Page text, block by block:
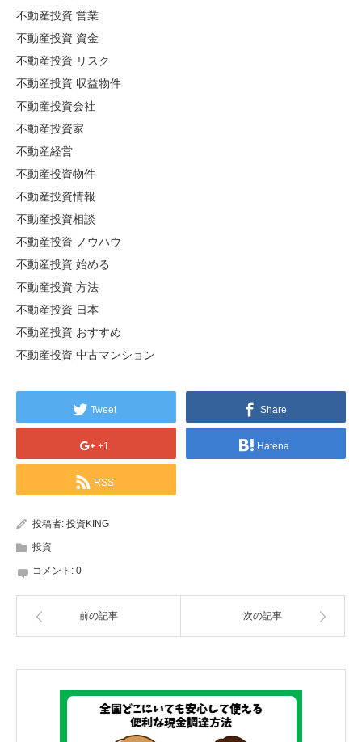
不動産投資 営業
不動産投資 資金
不動産投資 リスク
不動産投資 収益物件
不動産投資会社
不動産投資家
不動産経営
不動産投資物件
不動産投資情報
不動産投資相談
不動産投資 ノウハウ
不動産投資 始める
不動産投資 方法
不動産投資 日本
不動産投資 おすすめ
不動産投資 中古マンション
Tweet Share
+1 Hatena
RSS
投稿者: 投資KING
投資
コメント: 0
前の記事 次の記事